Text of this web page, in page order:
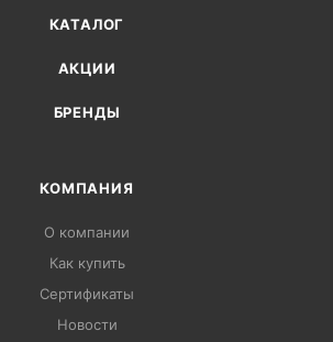
КАТАЛОГ
АКЦИИ
БРЕНДЫ
КОМПАНИЯ
О компании
Как купить
Сертификаты
Новости